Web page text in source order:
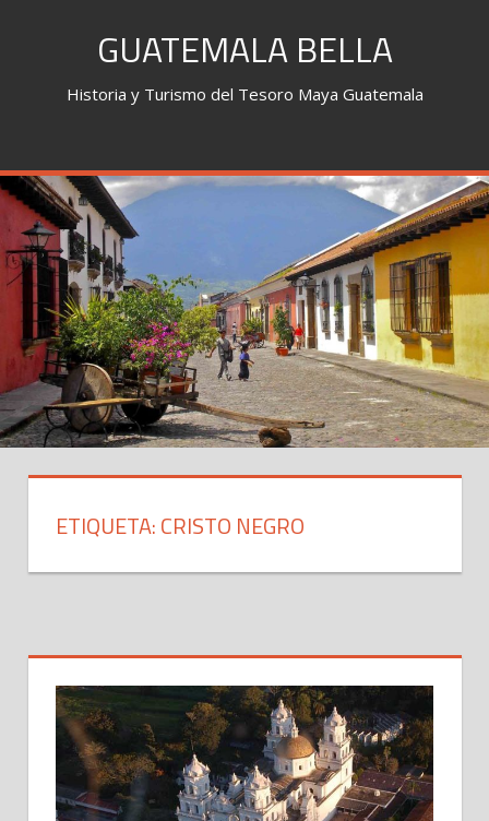
GUATEMALA BELLA
Historia y Turismo del Tesoro Maya Guatemala
ETIQUETA: CRISTO NEGRO